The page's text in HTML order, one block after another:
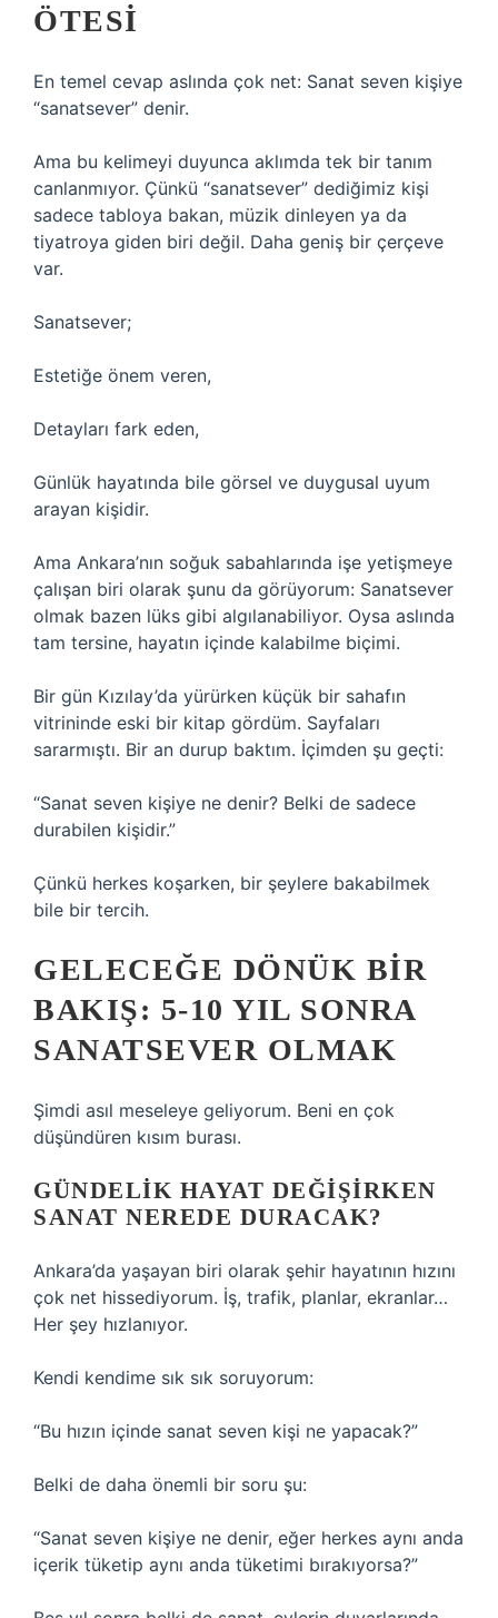
ÖTESI
En temel cevap aslında çok net: Sanat seven kişiye
“sanatsever” denir.
Ama bu kelimeyi duyunca aklımda tek bir tanım
canlanmıyor. Çünkü “sanatsever” dediğimiz kişi
sadece tabloya bakan, müzik dinleyen ya da
tiyatroya giden biri değil. Daha geniş bir çerçeve
var.
Sanatsever;
Estetiğe önem veren,
Detayları fark eden,
Günlük hayatında bile görsel ve duygusal uyum
arayan kişidir.
Ama Ankara’nın soğuk sabahlarında işe yetişmeye
çalışan biri olarak şunu da görüyorum: Sanatsever
olmak bazen lüks gibi algılanabiliyor. Oysa aslında
tam tersine, hayatın içinde kalabilme biçimi.
Bir gün Kızılay’da yürürken küçük bir sahafın
vitrininde eski bir kitap gördüm. Sayfaları
sararmıştı. Bir an durup baktım. İçimden şu geçti:
“Sanat seven kişiye ne denir? Belki de sadece
durabilen kişidir.”
Çünkü herkes koşarken, bir şeylere bakabilmek
bile bir tercih.
GELECEĞE DÖNÜK BIR
BAKIŞ: 5-10 YIL SONRA
SANATSEVER OLMAK
Şimdi asıl meseleye geliyorum. Beni en çok
düşündüren kısım burası.
GÜNDELIK HAYAT DEĞIŞIRKEN
SANAT NEREDE DURACAK?
Ankara’da yaşayan biri olarak şehir hayatının hızını
çok net hissediyorum. İş, trafik, planlar, ekranlar…
Her şey hızlanıyor.
Kendi kendime sık sık soruyorum:
“Bu hızın içinde sanat seven kişi ne yapacak?”
Belki de daha önemli bir soru şu:
“Sanat seven kişiye ne denir, eğer herkes aynı anda
içerik tüketip aynı anda tüketimi bırakıyorsa?”